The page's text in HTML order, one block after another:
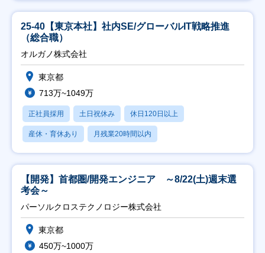
25-40【東京本社】社内SE/グローバルIT戦略推進
（総合職）
オルガノ株式会社
東京都
713万~1049万
正社員採用 土日祝休み 休日120日以上
産休・育休あり 月残業20時間以内
【開発】首都圏/開発エンジニア ～8/22(土)週末選
考会～
パーソルクロステクノロジー株式会社
東京都
450万~1000万